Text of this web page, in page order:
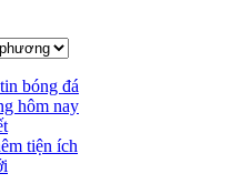
bóng đá
hôm nay
tiện ích